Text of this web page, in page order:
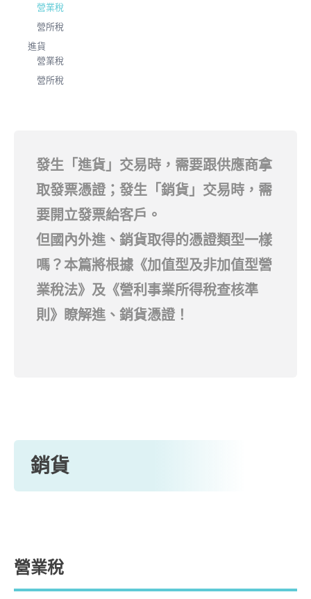
營業稅
營所稅
進貨
營業稅
營所稅
發生「進貨」交易時，需要跟供應商拿
取發票憑證；發生「銷貨」交易時，需
要開立發票給客戶。
但國內外進、銷貨取得的憑證類型一樣
嗎？本篇將根據 《加值型及非加值型營
業稅法》 及 《營利事業所得稅查核準
則》 瞭解進、銷貨憑證！
銷貨
營業稅